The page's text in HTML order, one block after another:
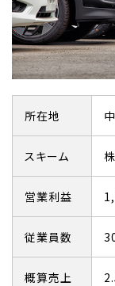
所在地
スキーム
営業利益
従業員数
概算売上